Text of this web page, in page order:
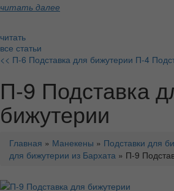
читать далее
читать
все статьи
<< П-6 Подставка для бижутерии П-4
П-9 Подставка
бижутерии
Главная » Манекены » Подставки для
для бижутерии из Бархата » П-9